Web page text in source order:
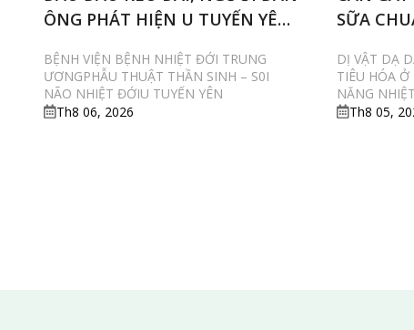
ÔNG PHÁT HIỆN U TUYẾN YÊN
BỆNH VIỆN BỆNH NHIỆT ĐỚI TRUNG
ƯƠNGPHẪU THUẬT THẦN SINH – S0I
NÃO NHIỆT ĐỚIU TUYẾN YÊN
Th8 06, 2026
SỮA
DỊ VẬT DẠ
TIÊU HÓA
NĂNG
Th8 05,